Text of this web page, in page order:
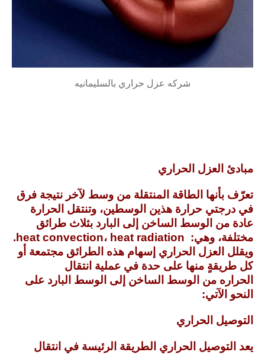
شركه عزل حراري بالسليمانيه
مبادئ العزل الحراري
تعرّف بأنها الطاقة المنتقلة من وسط لآخر نتيجة فرق
في درجتي حرارة هذين الوسطين، وتنتقل الحرارة
عادة من الوسط الساخن إلى البارد بثلاث طرائق
مختلفة، وهي: heat convection، heat radiation.
ويقلل العزل الحراري إسهام هذه الطرائق مجتمعة أو
كل طريقةٍ منها على حدة في عملية انتقال
الحراره من الوسط الساخن إلى الوسط البارد على
النحو الآتي:
التوصيل الحراري
يعد التوصيل الحراري الطريقة الرئيسة في انتقال